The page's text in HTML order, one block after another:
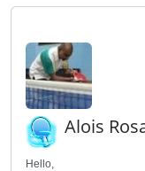
Alois
Hello,